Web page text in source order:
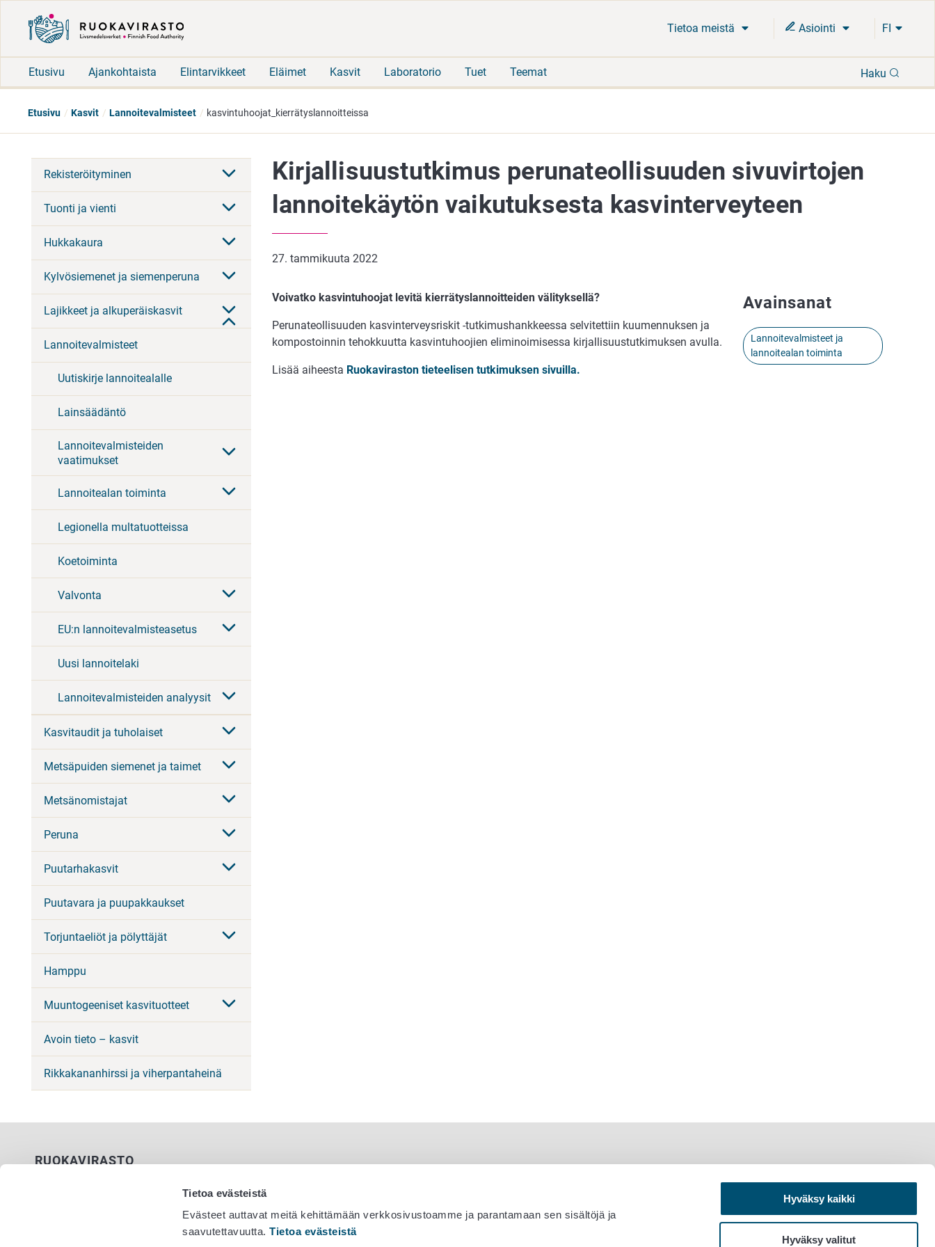
Tietoa evästeistä
Evästeet auttavat meitä kehittämään verkkosivustoamme ja parantamaan sen sisältöjä ja
saavutettavuutta.Tietoa evästeistä
Hyväksy kaikki
Hyväksy valitut
Tietoa meistä Asiointi FI
Etusivu Ajankohtaista Elintarvikkeet Eläimet Kasvit Laboratorio Tuet Teemat Haku
Etusivu Kasvit Lannoitevalmisteet kasvintuhoojat_kierrätyslannoitteissa
Rekisteröityminen
Tuonti ja vienti
Hukkakaura
Kylvösiemenet ja siemenperuna
Lajikkeet ja alkuperäiskasvit
Lannoitevalmisteet
Uutiskirje lannoitealalle
Lainsäädäntö
Lannoitevalmisteiden
vaatimukset
Lannoitealan toiminta
Legionella multatuotteissa
Koetoiminta
Valvonta
EU:n lannoitevalmisteasetus
Uusi lannoitelaki
Lannoitevalmisteiden analyysit
Kasvitaudit ja tuholaiset
Metsäpuiden siemenet ja taimet
Metsänomistajat
Peruna
Puutarhakasvit
Puutavara ja puupakkaukset
Torjuntaeliöt ja pölyttäjät
Hamppu
Muuntogeeniset kasvituotteet
Avoin tieto – kasvit
Rikkakananhirssi ja viherpantaheinä
Kirjallisuustutkimus perunateollisuuden sivuvirtojen
lannoitekäytön vaikutuksesta kasvinterveyteen
27. tammikuuta 2022
Voivatko kasvintuhoojat levitä kierrätyslannoitteiden välityksellä?
Perunateollisuuden kasvinterveysriskit -tutkimushankkeessa selvitettiin kuumennuksen ja
kompostoinnin tehokkuutta kasvintuhoojien eliminoimisessa kirjallisuustutkimuksen avulla.
Lisää aiheesta Ruokaviraston tieteelisen tutkimuksen sivuilla.
Avainsanat
Lannoitevalmisteet ja
lannoitealan toiminta
RUOKAVIRASTO